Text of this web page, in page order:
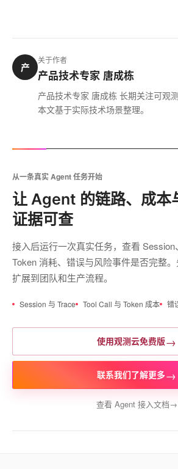
产
关于作者
产品技术专家 唐成栋
产品技术专家 唐成栋 长期关注可观
本文基于实际技术场景整理。
从一条真实 Agent 任务开始
让 Agent 的链路、成本
证据可查
接入后运行一次真实任务，查看 Session
Token 消耗、错误与风险事件是否完整
扩展到团队和生产流程。
Session 与 Trace Tool Call 与 Token 成本 错
使用观测云免费版→
联系我们了解更多→
查看 Agent 接入文档→